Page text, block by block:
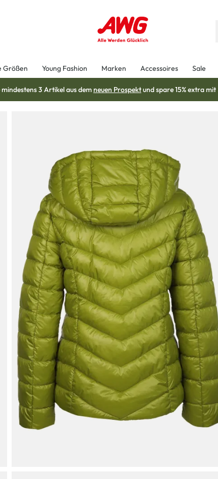
Größen Young Fashion Marken Accessoires Sale
mindestens 3 Artikel aus demneuen Prospektund spare 15% extra mit